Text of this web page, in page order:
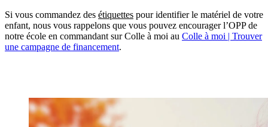
Si vous commandez des étiquettes pour identifier le matériel de votre
enfant, nous vous rappelons que vous pouvez encourager l’OPP de
notre école en commandant sur Colle à moi au Colle à moi | Trouver
une campagne de financement.